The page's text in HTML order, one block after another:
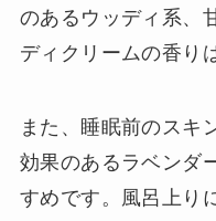
のあるウッディ系、
ディクリームの香り
また、睡眠前のスキ
効果のあるラベンダ
すめです。風呂上り